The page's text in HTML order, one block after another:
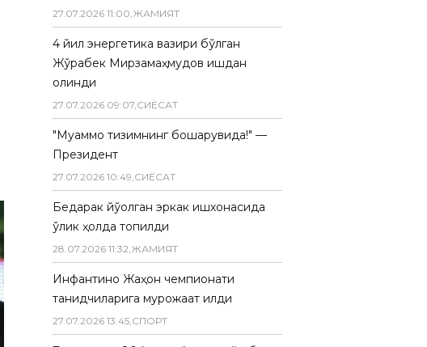
27.07.2026 11:00,ЖАМИЯТ
4 йил энергетика вазири бўлган
Жўрабек Мирзамаҳмудов ишдан
олинди
27.07.2026 09:07,СИËСАТ
"Муаммо тизимнинг бошқарувида!" —
Президент
27.07.2026 10:49,СИËСАТ
Бедарак йўқолган эркак ишхонасида
ўлик ҳолда топилди
28.07.2026 11:32,ЖАМИЯТ
Инфантино Жаҳон чемпионати
танқидчиларига мурожаат қилди
27.07.2026 13:45,СПОРТ